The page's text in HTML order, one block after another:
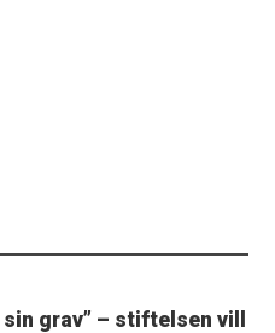
grav” – stiftelsen vill